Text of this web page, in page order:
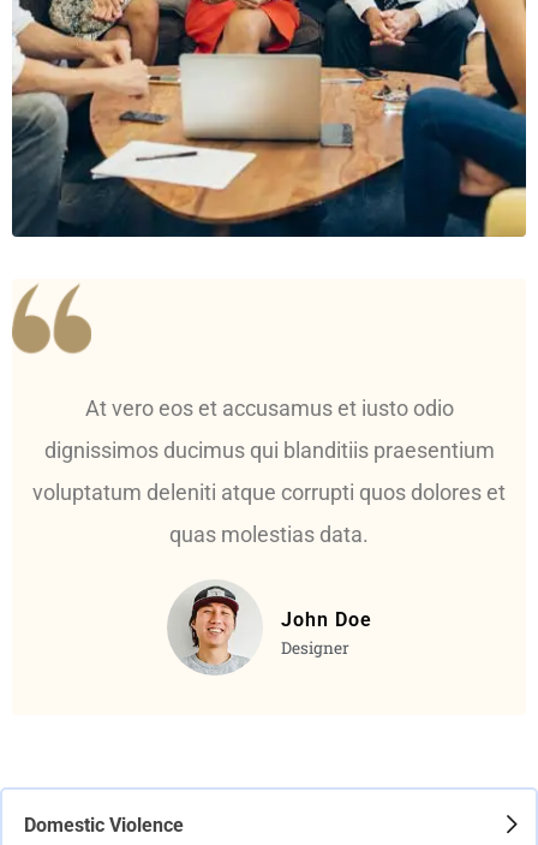
At vero eos et accusamus et iusto odio
dignissimos ducimus qui blanditiis praesentium
voluptatum deleniti atque corrupti quos dolores et
quas molestias data.
John Doe
Designer
Domestic Violence